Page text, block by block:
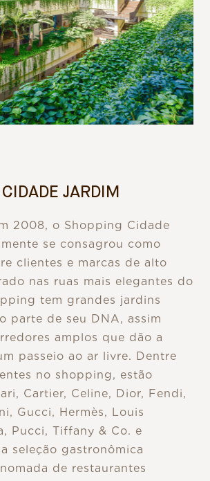
JARDIM
2008, o Shopping Cidade
se consagrou como
clientes e marcas de alto
nas ruas mais elegantes do
tem grandes jardins
parte de seu DNA, assim
amplos que dão a
passeio ao ar livre. Dentre
no shopping, estão
Cartier, Celine, Dior, Fendi,
Gucci, Hermès, Louis
Pucci, Tiffany & Co. e
seleção gastronômica
de restaurantes